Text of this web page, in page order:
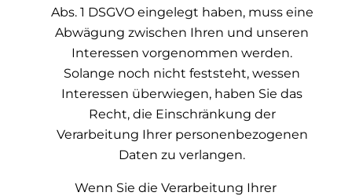
Abs. 1 DSGVO eingelegt haben, muss eine
Abwägung zwischen Ihren und unseren
Interessen vorgenommen werden.
Solange noch nicht feststeht, wessen
Interessen überwiegen, haben Sie das
Recht, die Einschränkung der
Verarbeitung Ihrer personenbezogenen
Daten zu verlangen.
Wenn Sie die Verarbeitung Ihrer